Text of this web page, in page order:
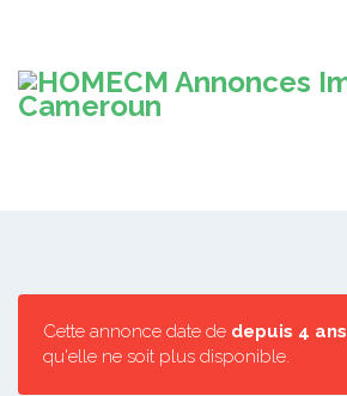
Cette annonce date de depuis 4 ans
qu'elle ne soit plus disponible.